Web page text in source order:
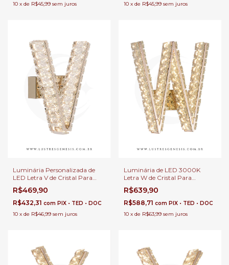
10 x de R$45,99 sem juros
10 x de R$45,99 sem juros
Luminária Personalizada de
LED Letra V de Cristal Para
Decoração de Festa e Escritório
R$469,90
R$432,31 com PIX • TED • DOC
10 x de R$46,99 sem juros
Luminária de LED 3000K
Letra W de Cristal Para
Cabeceira de Cama, Sala de
Estar, Quarto Infantil e
Escritório
R$639,90
R$588,71 com PIX • TED • DOC
10 x de R$63,99 sem juros